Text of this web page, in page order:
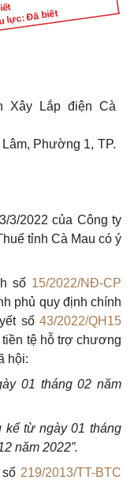
lực: Đã biết
Xây Lắp điện Cà
Phường 1, TP.
3/2022 của Công ty
tỉnh Cà Mau có ý
số 15/2022/NĐ-CP
phủ quy định chính
số 43/2022/QH15
tệ hỗ trợ chương
hội:
01 tháng 02 năm
từ ngày 01 tháng
năm 2022”.
219/2013/TT-BTC